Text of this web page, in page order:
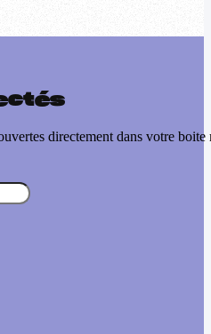
directement dans votre boite